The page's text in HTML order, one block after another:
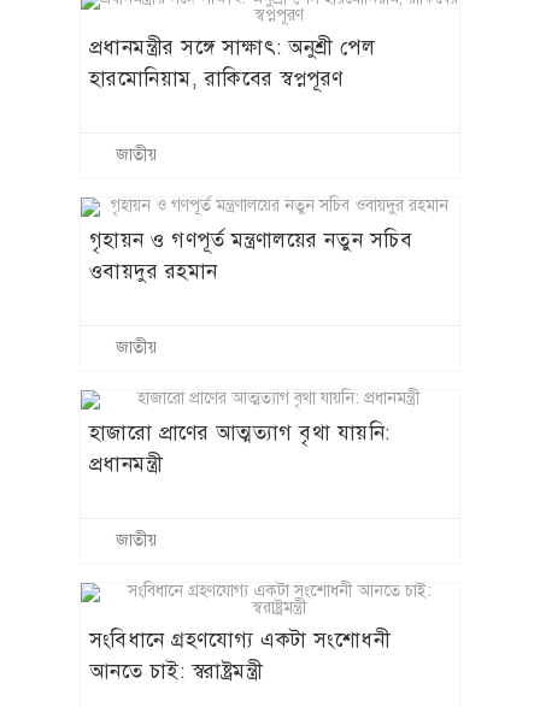
প্রধানমন্ত্রীর সঙ্গে সাক্ষাৎ: অনুশ্রী পেল
হারমোনিয়াম, রাকিবের স্বপ্নপূরণ
জাতীয়
গৃহায়ন ও গণপূর্ত মন্ত্রণালয়ের নতুন সচিব
ওবায়দুর রহমান
জাতীয়
হাজারো প্রাণের আত্মত্যাগ বৃথা যায়নি:
প্রধানমন্ত্রী
জাতীয়
সংবিধানে গ্রহণযোগ্য একটা সংশোধনী
আনতে চাই: স্বরাষ্ট্রমন্ত্রী